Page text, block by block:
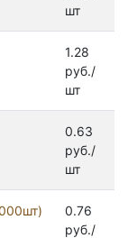
шт
1.28
руб./
шт
0.63
руб./
шт
0.76
руб./